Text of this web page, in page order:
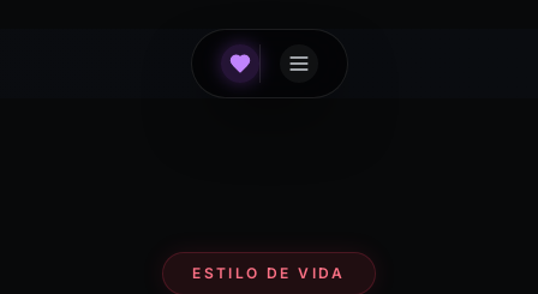
ESTILO DE VIDA